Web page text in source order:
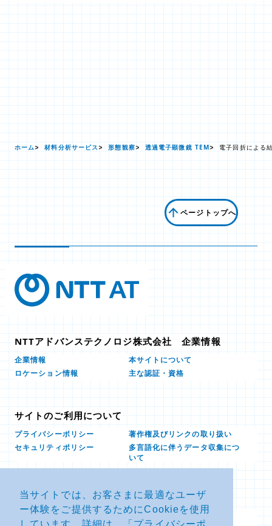
当サイトでは、お客さまに最適なユーザ
ー体験をご提供するためにCookieを使用
しています。詳細は、「 プライバシーポ
ホーム 材料分析サービス 形態観察 透過電子顕微鏡 TEM 電子回折による
ページトップへ
NTTアドバンステクノロジ株式会社 企業情報
企業情報
本サイトについて
ロケーション情報
主な認証・資格
サイトのご利用について
プライバシーポリシー
著作権及びリンクの取り扱い
セキュリティポリシー
多言語化に伴うデータ収集につ
いて
お問い合せ
よくあるお問い合わせFAQ
SDSダウンロード